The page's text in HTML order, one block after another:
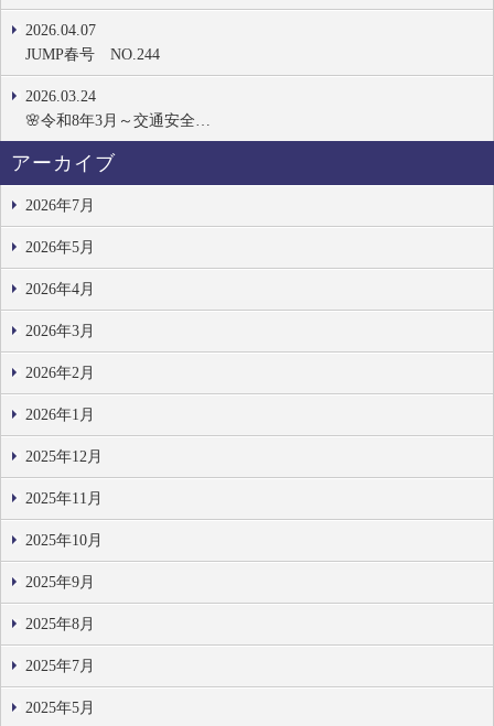
2026.04.07
JUMP春号 NO.244
2026.03.24
🌸令和8年3月～交通安全…
アーカイブ
2026年7月
2026年5月
2026年4月
2026年3月
2026年2月
2026年1月
2025年12月
2025年11月
2025年10月
2025年9月
2025年8月
2025年7月
2025年5月